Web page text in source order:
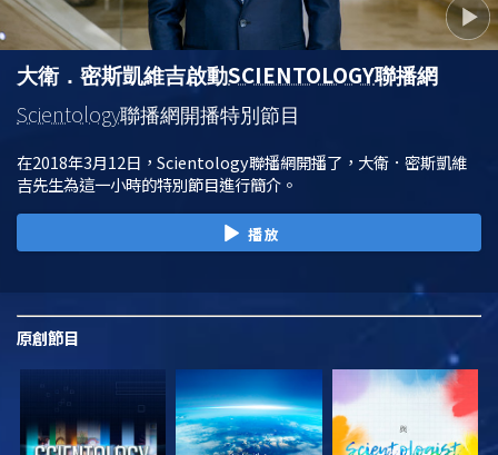
大衛．密斯凱維吉啟動SCIENTOLOGY聯播網
Scientology聯播網開播特別節目
在2018年3月12日，Scientology聯播網開播了，大衛．密斯凱維
吉先生為這一小時的特別節目進行簡介。
播放
原創節目